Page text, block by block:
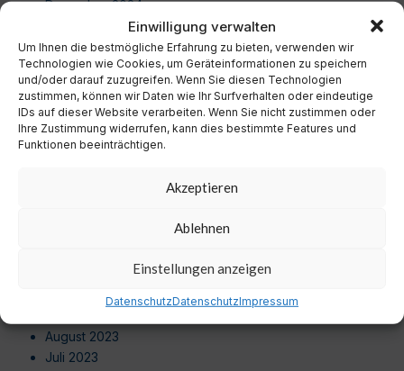
Einwilligung verwalten
Um Ihnen die bestmögliche Erfahrung zu bieten, verwenden wir
Technologien wie Cookies, um Geräteinformationen zu speichern
und/oder darauf zuzugreifen. Wenn Sie diesen Technologien
zustimmen, können wir Daten wie Ihr Surfverhalten oder eindeutige
IDs auf dieser Website verarbeiten. Wenn Sie nicht zustimmen oder
Ihre Zustimmung widerrufen, kann dies bestimmte Features und
Funktionen beeinträchtigen.
Akzeptieren
Ablehnen
Einstellungen anzeigen
DatenschutzDatenschutzImpressum
Dezember 2024
November 2024
Oktober 2024
September 2024
August 2024
Juli 2024
Juni 2024
Mai 2024
November 2023
Oktober 2023
August 2023
Juli 2023